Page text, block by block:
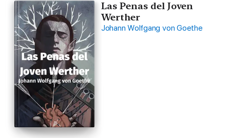
Las Penas del Joven
Werther
Johann Wolfgang von Goethe